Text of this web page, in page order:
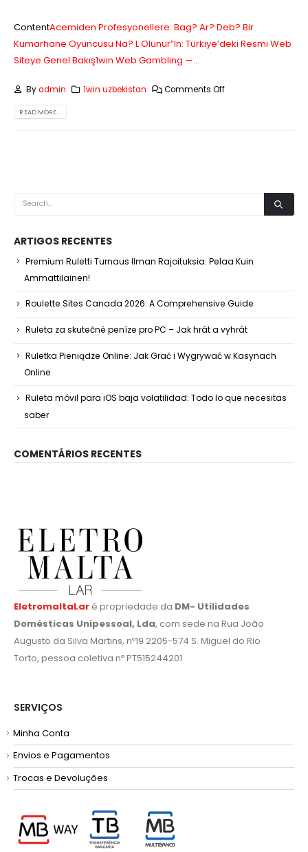
ContentAcemiden Profesyonellere: Bag? Ar? Deb? Bir
Kumarhane Oyuncusu Na? L Olunur”In: Türkiye’deki Resmi Web
Siteye Genel Bakış1win Web Gambling —...
Byadmin 1win uzbekistan Comments Off
READ MORE...
ARTIGOS RECENTES
Premium Ruletti Turnaus Ilman Rajoituksia: Pelaa Kuin
Ammattilainen!
Roulette Sites Canada 2026: A Comprehensive Guide
Ruleta za skutečné peníze pro PC – Jak hrát a vyhrát
Ruletka Pieniądze Online: Jak Grać i Wygrywać w Kasynach
Online
Ruleta móvil para iOS baja volatilidad: Todo lo que necesitas
saber
COMENTÁRIOS RECENTES
EletromaltaLar é propriedade da DM- Utilidades
Domésticas Unipessoal, Lda, com sede na Rua João
Augusto da Silva Martins, nº19 2205-574 S. Miguel do Rio
Torto, pessoa coletiva nº PT515244201
SERVIÇOS
Minha Conta
Envios e Pagamentos
Trocas e Devoluções